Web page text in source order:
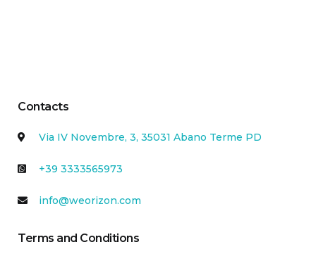
Contacts
Via IV Novembre, 3, 35031 Abano Terme PD
+39 3333565973
info@weorizon.com
Terms and Conditions